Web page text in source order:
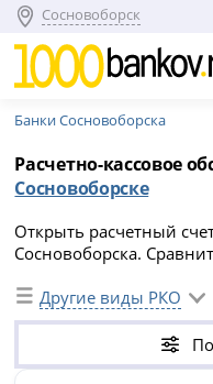
Сосновоборск
Банки Сосновоборска
Расчетно-кассовое
Сосновоборске
Открыть расчетный
Сосновоборска.
сайте.Другие виды РКО